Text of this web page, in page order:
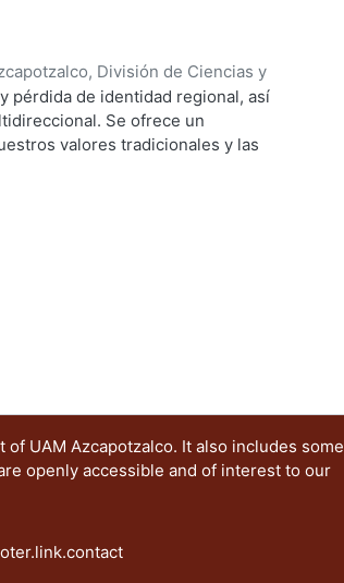
como los
director técnico, entre
y minuciosa, aunado a la
contra el reloj. La
que se refiere este texto. La
hacen de este medio de
División de Ciencias y
del Diseño en el Tiempo,1992)
pérdida de identidad regional, así
Se ofrece un
valores tradicionales y las
UAM Azcapotzalco. It also includes some
openly accessible and of interest to our